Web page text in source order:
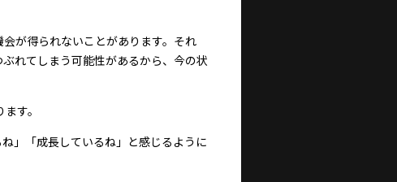
が得られないことがあります。それ
れてしまう可能性があるから、今の状
す。
」「成長しているね」と感じるように